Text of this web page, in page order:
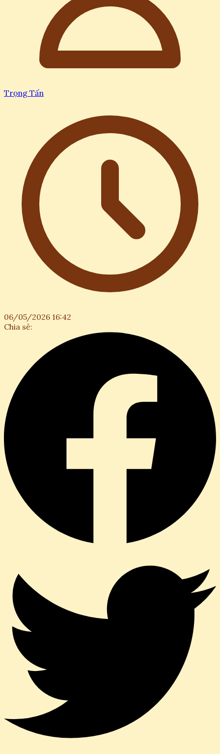
Trọng Tấn
06/05/2026 16:42
Chia sẻ: